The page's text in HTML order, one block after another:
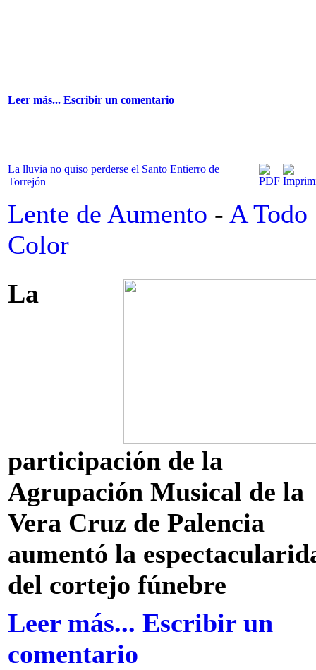
Leer más... Escribir un comentario
La lluvia no quiso perderse el Santo Entierro de
Torrejón
Lente de Aumento - A Todo
Color
La
participación de la
Agrupación Musical de la
Vera Cruz de Palencia
aumentó la
del cortejo fúnebre
Leer más... Escribir un
comentario